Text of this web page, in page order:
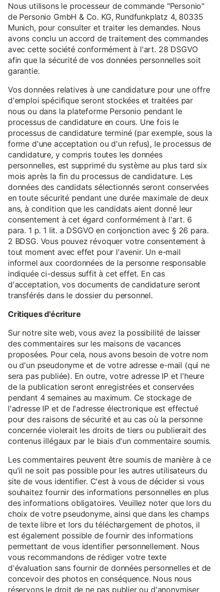
Nous utilisons le processeur de commande "Personio"
de Personio GmbH & Co. KG, Rundfunkplatz 4, 80335
Munich, pour consulter et traiter les demandes. Nous
avons conclu un accord de traitement des commandes
avec cette société conformément à l'art. 28 DSGVO
afin que la sécurité de vos données personnelles soit
garantie.
Vos données relatives à une candidature pour une offre
d'emploi spécifique seront stockées et traitées par
nous ou dans la plateforme Personio pendant le
processus de candidature en cours. Une fois le
processus de candidature terminé (par exemple, sous la
forme d'une acceptation ou d'un refus), le processus de
candidature, y compris toutes les données
personnelles, est supprimé du système au plus tard six
mois après la fin du processus de candidature. Les
données des candidats sélectionnés seront conservées
en toute sécurité pendant une durée maximale de deux
ans, à condition que les candidats aient donné leur
consentement à cet égard conformément à l'art. 6
para. 1 p. 1 lit. a DSGVO en conjonction avec § 26 para.
2 BDSG. Vous pouvez révoquer votre consentement à
tout moment avec effet pour l'avenir. Un e-mail
informel aux coordonnées de la personne responsable
indiquée ci-dessus suffit à cet effet. En cas
d'acceptation, vos documents de candidature seront
transférés dans le dossier du personnel.
Critiques d'écriture
Sur notre site web, vous avez la possibilité de laisser
des commentaires sur les maisons de vacances
proposées. Pour cela, nous avons besoin de votre nom
ou d'un pseudonyme et de votre adresse e-mail (qui ne
sera pas publiée). En outre, votre adresse IP et l'heure
de la publication seront enregistrées et conservées
pendant 4 semaines au maximum. Ce stockage de
l'adresse IP et de l'adresse électronique est effectué
pour des raisons de sécurité et au cas où la personne
concernée violerait les droits de tiers ou publierait des
contenus illégaux par le biais d'un commentaire soumis.
Les commentaires peuvent être soumis de manière à ce
qu'il ne soit pas possible pour les autres utilisateurs du
site de vous identifier. C'est à vous de décider si vous
souhaitez fournir des informations personnelles en plus
des informations obligatoires. Veuillez noter que lors du
choix de votre pseudonyme, ainsi que dans les champs
de texte libre et lors du téléchargement de photos, il
est également possible de fournir des informations
permettant de vous identifier personnellement. Nous
vous recommandons de rédiger votre texte
d'évaluation sans fournir de données personnelles et de
concevoir des photos en conséquence. Nous nous
réservons le droit de ne pas publier ou d'anonymiser